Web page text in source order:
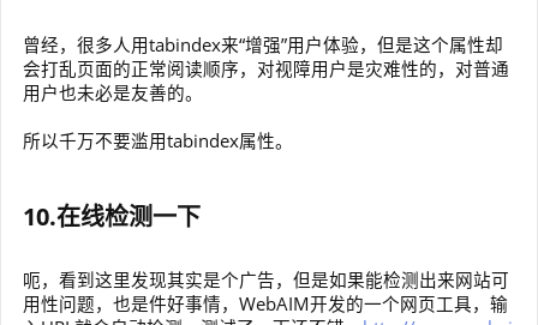
曾经，很多人用tabindex来“增强”用户体验，但是这个属性却
会打乱页面的正常阅读顺序，对视障用户是灾难性的，对普通
用户也未必是友善的。
所以千万不要滥用tabindex属性。
10.在线检测一下
呃，看到这里发现其实是个广告，但是如果能检测出来网站可
用性问题，也是件好事情，WebAIM开发的一个网页工具，输